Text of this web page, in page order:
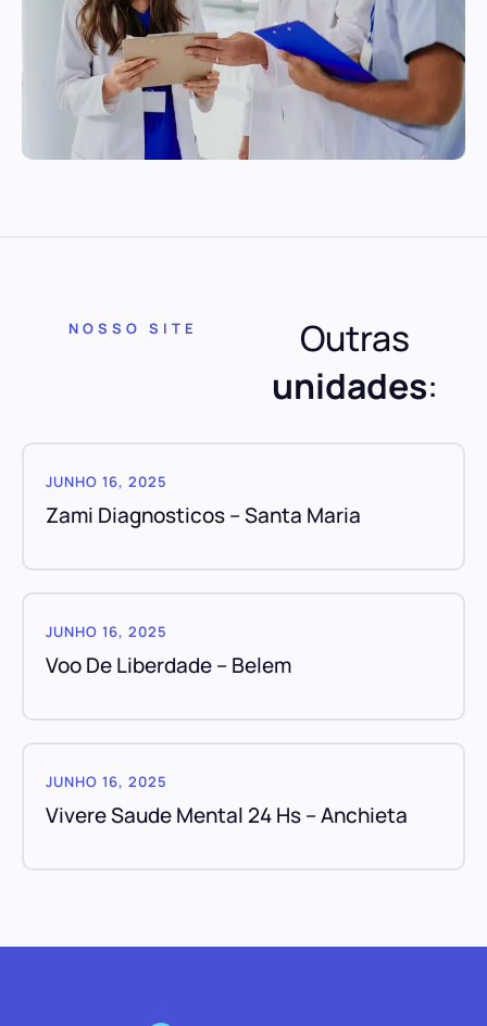
NOSSO SITE
Outras
unidades:
JUNHO 16, 2025
Zami Diagnosticos – Santa Maria
JUNHO 16, 2025
Voo De Liberdade – Belem
JUNHO 16, 2025
Vivere Saude Mental 24 Hs – Anchieta